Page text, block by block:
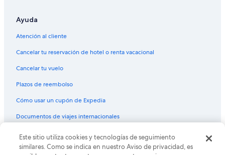
Ayuda
Atención al cliente
Cancelar tu reservación de hotel o renta vacacional
Cancelar tu vuelo
Plazos de reembolso
Cómo usar un cupón de Expedia
Documentos de viajes internacionales
© 2026 Expedia, Inc., una empresa de Expedia Group. Todos los
derechos reservados. Expedia y el logo de Expedia son marcas
registradas o marcas comerciales de Expedia, Inc. CST# 2029030-50.
Este sitio utiliza cookies y tecnologías de seguimiento
similares. Como se indica en nuestro Aviso de privacidad, es